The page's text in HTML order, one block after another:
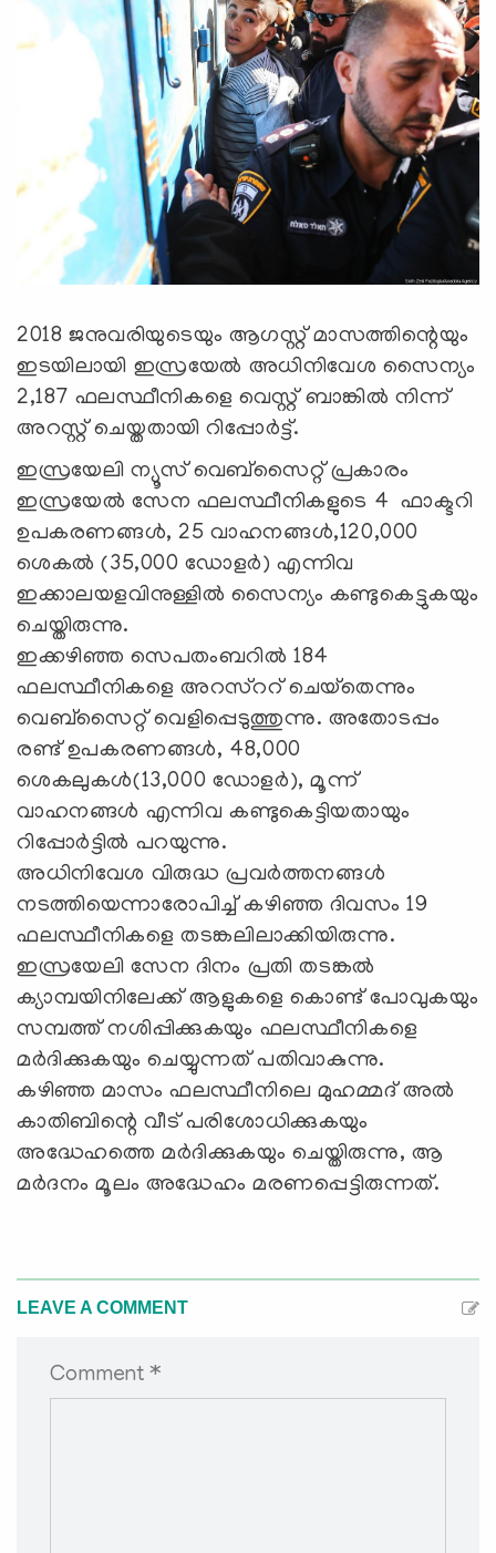
n
2018 ജനുവരിയുടെയും ആഗസ്റ്റ് മാസത്തിന്റെയും
ഇടയിലായി ഇസ്രയേല്‍ അധിനിവേശ സൈന്യം
2,187 ഫലസ്ഥീനികളെ വെസ്റ്റ് ബാങ്കില്‍ നിന്ന്
അറസ്റ്റ് ചെയ്തതായി റിപ്പോര്‍ട്ട്.
ഇസ്രയേലി ന്യൂസ് വെബ്‌സൈറ്റ് പ്രകാരം
ഇസ്രയേല്‍ സേന ഫലസ്ഥീനികളുടെ 4 ഫാക്ടറി
ഉപകരണങ്ങള്‍, 25 വാഹനങ്ങള്‍,120,000
ശെകല്‍ (35,000 ഡോളര്‍) എന്നിവ
ഇക്കാലയളവിനുള്ളില്‍ സൈന്യം കണ്ടുകെട്ടുകയും
ചെയ്തിരുന്നു.
ഇക്കഴിഞ്ഞ സെപതംബറില്‍ 184
ഫലസ്ഥീനികളെ അറസ്‌ററ് ചെയ്‌തെന്നും
വെബ്‌സൈറ്റ് വെളിപ്പെടുത്തുന്നു. അതോടപ്പം
രണ്ട് ഉപകരണങ്ങള്‍, 48,000
ശെകലുകള്‍(13,000 ഡോളര്‍), മൂന്ന്
വാഹനങ്ങള്‍ എന്നിവ കണ്ടുകെട്ടിയതായും
റിപ്പോര്‍ട്ടില്‍ പറയുന്നു.
അധിനിവേശ വിരുദ്ധ പ്രവര്‍ത്തനങ്ങള്‍
നടത്തിയെന്നാരോപിച്ച് കഴിഞ്ഞ ദിവസം 19
ഫലസ്ഥീനികളെ തടങ്കലിലാക്കിയിരുന്നു.
ഇസ്രയേലി സേന ദിനം പ്രതി തടങ്കല്‍
ക്യാമ്പയിനിലേക്ക് ആളുകളെ കൊണ്ട് പോവുകയും
സമ്പത്ത് നശിപ്പിക്കുകയും ഫലസ്ഥീനികളെ
മര്‍ദിക്കുകയും ചെയ്യുന്നത് പതിവാകുന്നു.
കഴിഞ്ഞ മാസം ഫലസ്ഥീനിലെ മുഹമ്മദ് അല്‍
കാതിബിന്റെ വീട് പരിശോധിക്കുകയും
അദ്ധേഹത്തെ മര്‍ദിക്കുകയും ചെയ്തിരുന്നു, ആ
മര്‍ദനം മൂലം അദ്ധേഹം മരണപ്പെട്ടിരുന്നത്.
LEAVE A COMMENT
Comment *